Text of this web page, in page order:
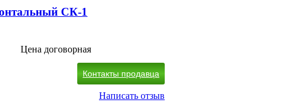
СК-1
Цена договорная
Контакты продавца
Написать отзыв